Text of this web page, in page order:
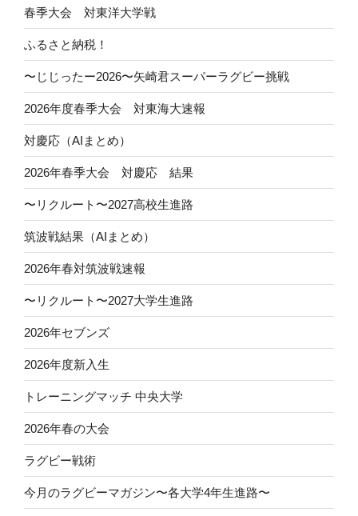
春季大会 対東洋大学戦
ふるさと納税！
〜じじったー2026〜矢崎君スーパーラグビー挑戦
2026年度春季大会 対東海大速報
対慶応（AIまとめ）
2026年春季大会 対慶応 結果
〜リクルート〜2027高校生進路
筑波戦結果（AIまとめ）
2026年春対筑波戦速報
〜リクルート〜2027大学生進路
2026年セブンズ
2026年度新入生
トレーニングマッチ 中央大学
2026年春の大会
ラグビー戦術
今月のラグビーマガジン〜各大学4年生進路〜